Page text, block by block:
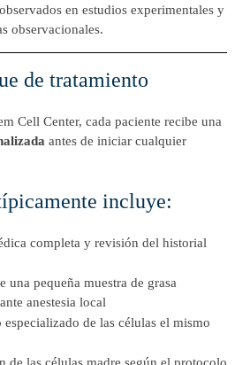
en estudios experimentales y
observacionales.
de tratamiento
Cell Center, cada paciente recibe una
antes de iniciar cualquier
incluye:
completa y revisión del historial
una pequeña muestra de grasa
anestesia local
especializado de las células el mismo